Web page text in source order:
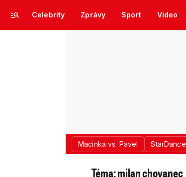
Celebrity Zprávy Sport Video
Macinka vs. Pavel StarDance
Téma: milan chovanec